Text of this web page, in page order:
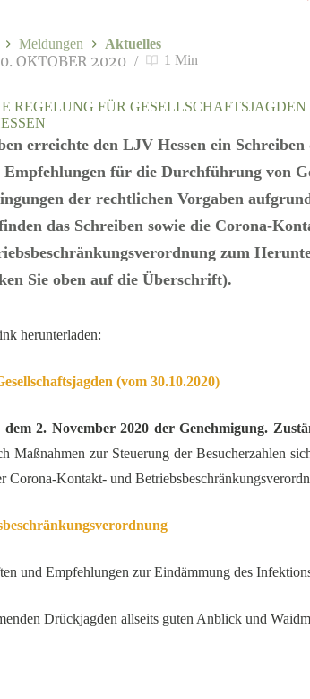
REGELUNG FÜR
erreichte den LJV Hessen ein
Empfehlungen für die Durchführung von
der rechtlichen Vorgaben
das Schreiben sowie die Corona-
zum
Sie oben auf die Überschrift).
OKTOBER 2020 1 Min
Meldungen Aktuelles
herunterladen:
(vom 30.10.2020)
2. November 2020 der Genehmigung.
Maßnahmen zur Steuerung der Besucherzahlen
Corona-Kontakt- und
und Empfehlungen zur Eindämmung des
Drückjagden allseits guten Anblick und